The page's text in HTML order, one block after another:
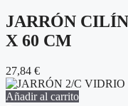
JARRÓN
X 60 CM
27,84 €
Añadir al carrito